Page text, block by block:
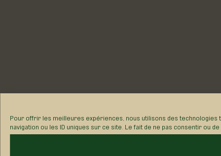
Pour offrir les meilleures expériences, nous utilisons des
navigation ou les ID uniques sur ce site. Le fait de ne pas consentir